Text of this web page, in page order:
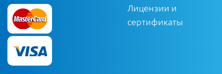
Лицензии и
сертификаты